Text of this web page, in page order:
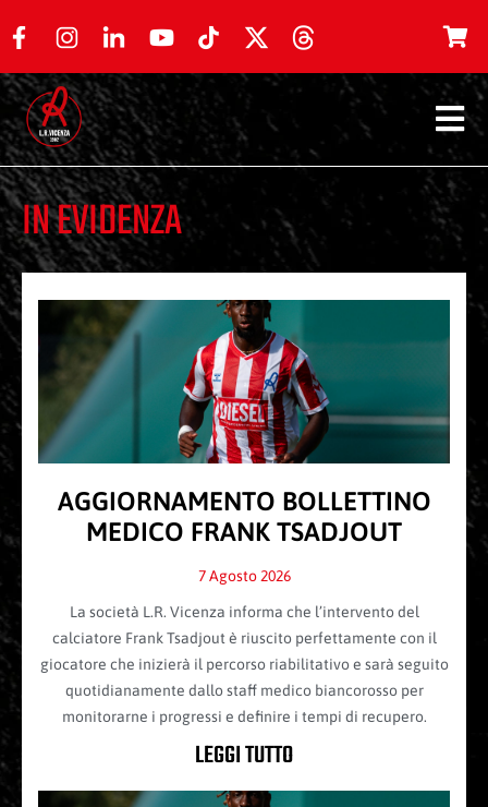
IN EVIDENZA
AGGIORNAMENTO BOLLETTINO
MEDICO FRANK TSADJOUT
7 Agosto 2026
La società L.R. Vicenza informa che l’intervento del
calciatore Frank Tsadjout è riuscito perfettamente con il
giocatore che inizierà il percorso riabilitativo e sarà seguito
quotidianamente dallo staff medico biancorosso per
monitorarne i progressi e definire i tempi di recupero.
LEGGI TUTTO